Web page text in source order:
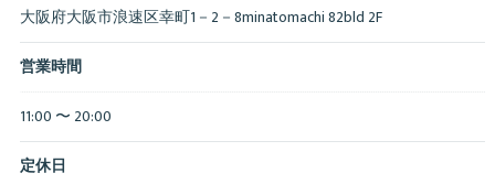
大阪府大阪市浪速区幸町1－2－8minatomachi 82bld 2F
営業時間
11:00 〜 20:00
定休日